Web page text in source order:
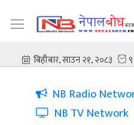
NB Radio
NB TV Network